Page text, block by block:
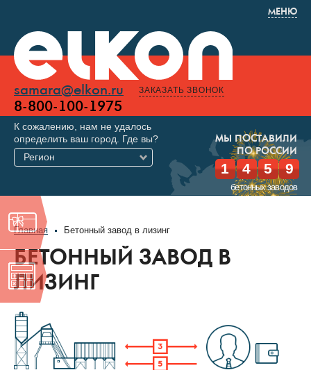
МЕНЮ
samara@elkon.ru
8-800-100-1975
ЗАКАЗАТЬ ЗВОНОК
МЫ ПОСТАВИЛИ
ПО РОССИИ
1 4 5 9
бетонных заводов
К сожалению, нам не удалось
определить ваш город. Где вы?
Регион
Главная Бетонный завод в лизинг
БЕТОННЫЙ ЗАВОД В
ЛИЗИНГ